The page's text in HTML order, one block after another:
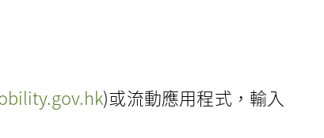
)或流動應用程式，輸入